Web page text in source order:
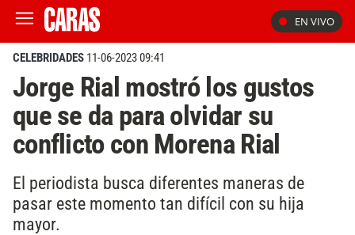
EN VIVO
CELEBRIDADES 11-06-2023 09:41
Jorge Rial mostró los gustos
que se da para olvidar su
conflicto con Morena Rial
El periodista busca diferentes maneras de
pasar este momento tan difícil con su hija
mayor.